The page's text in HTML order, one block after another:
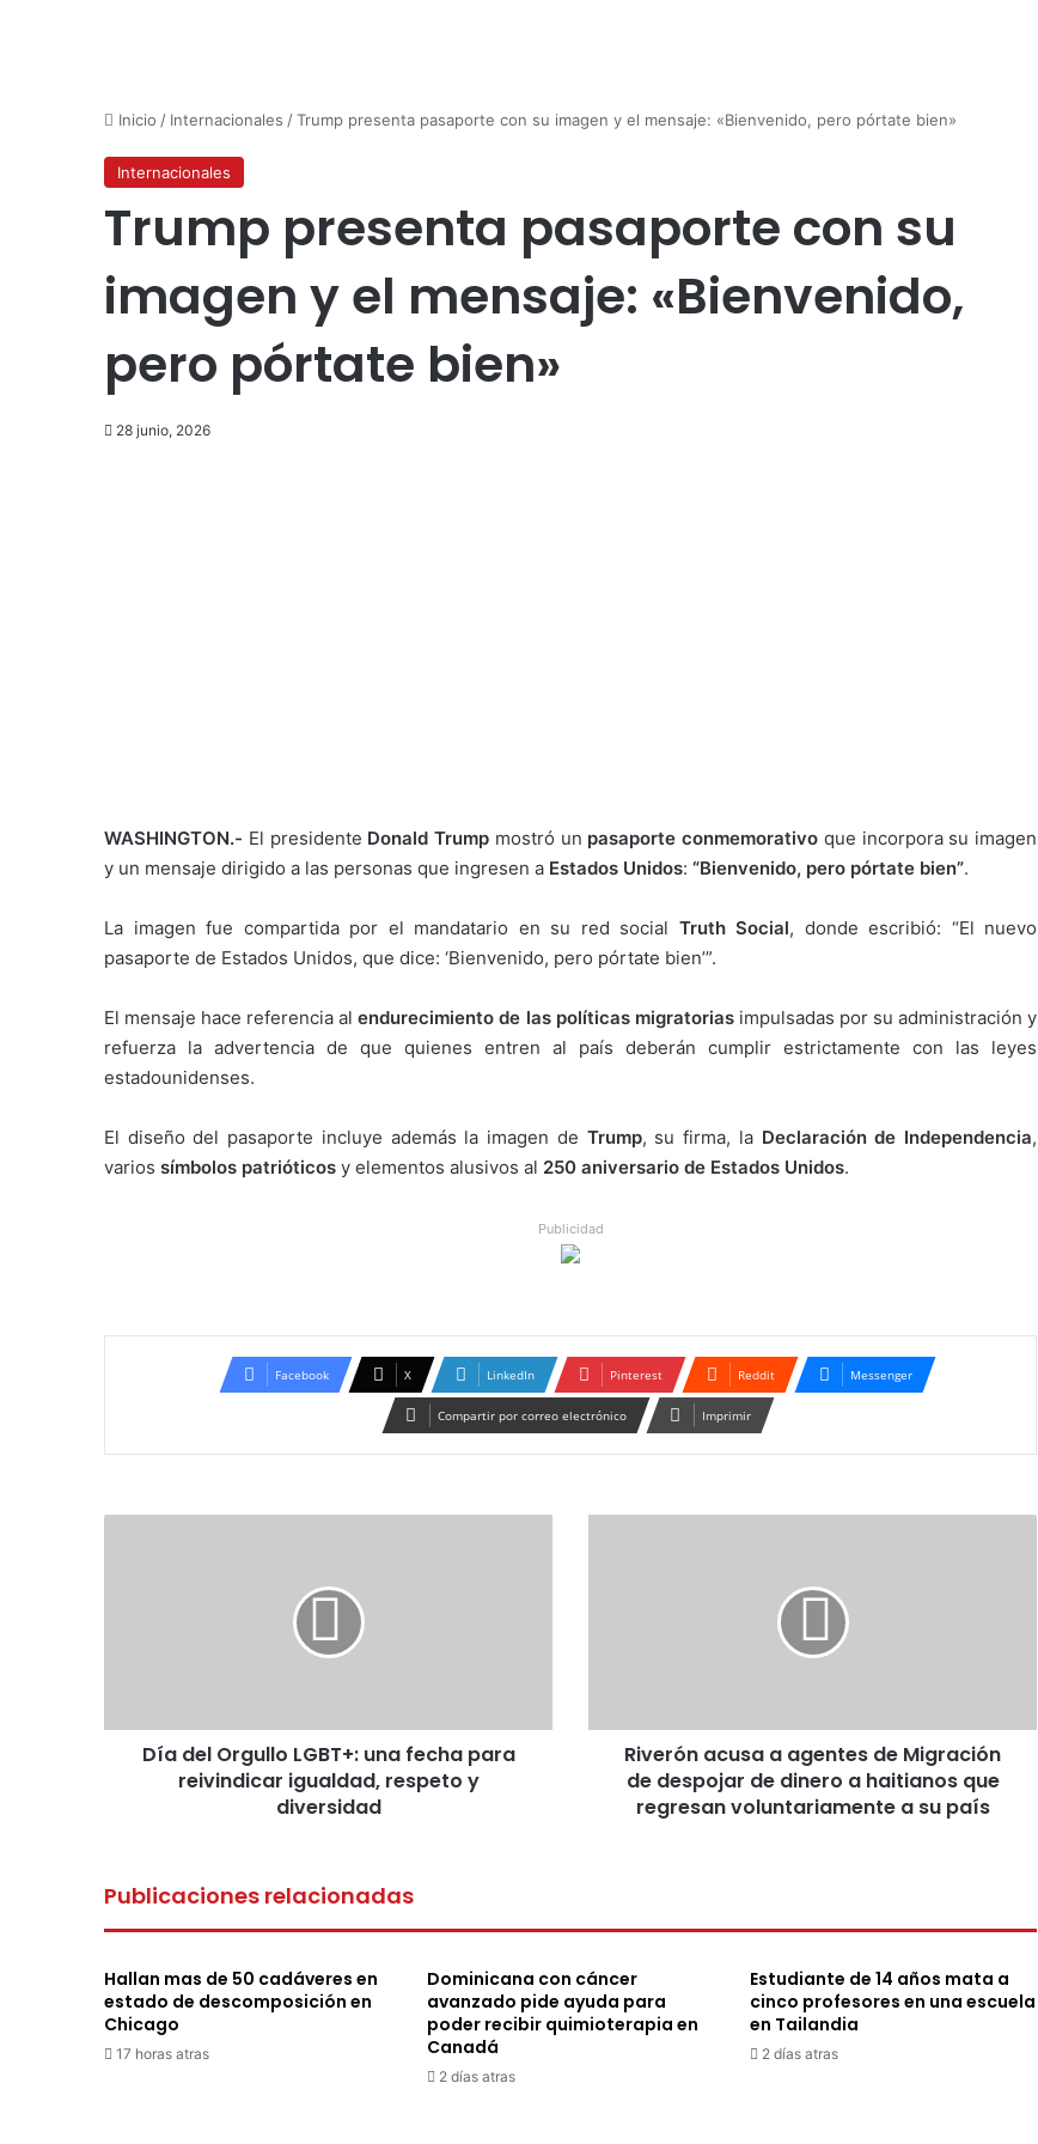
Inicio / Internacionales /Trump presenta pasaporte con su imagen y el mensaje: «Bienvenido, pero pórtate bien»
Internacionales
Trump presenta pasaporte con su
imagen y el mensaje: «Bienvenido,
pero pórtate bien»
28 junio, 2026
WASHINGTON.- El presidente Donald Trump mostró un pasaporte conmemorativo que incorpora su imagen
y un mensaje dirigido a las personas que ingresen a Estados Unidos: “Bienvenido, pero pórtate bien”.
La imagen fue compartida por el mandatario en su red social Truth Social, donde escribió: “El nuevo
pasaporte de Estados Unidos, que dice: ‘Bienvenido, pero pórtate bien’”.
El mensaje hace referencia alendurecimiento de las políticas migratoriasimpulsadas por su administración y
refuerza la advertencia de que quienes entren al país deberán cumplir estrictamente con las leyes
estadounidenses.
El diseño del pasaporte incluye además la imagen de Trump, su firma, la Declaración de Independencia,
varios símbolos patrióticos y elementos alusivos al 250 aniversario de Estados Unidos.
Publicidad
Facebook X LinkedIn Pinterest Reddit Messenger
Compartir por correo electrónico Imprimir
igualdad,
respetoDía del Orgullo LGBT+: una fecha para
reivindicar igualdad, respeto y
diversidad
de
dinero
haitianos
su
Riverón acusa a agentes de Migración
de despojar de dinero a haitianos que
regresan voluntariamente a su país
Publicaciones relacionadas
Hallan mas de 50 cadáveres en
estado de descomposición en
Chicago
17 horas atras
Dominicana con cáncer
avanzado pide ayuda para
poder recibir quimioterapia en
Canadá
2 días atras
Estudiante de 14 años mata a
cinco profesores en una escuela
en Tailandia
2 días atras